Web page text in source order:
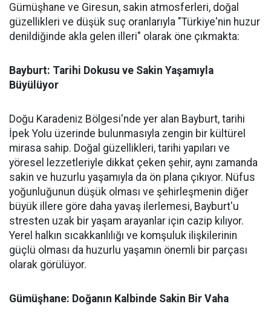
Gümüşhane ve Giresun, sakin atmosferleri, doğal
güzellikleri ve düşük suç oranlarıyla "Türkiye'nin huzur
denildiğinde akla gelen illeri" olarak öne çıkmakta:
Bayburt: Tarihi Dokusu ve Sakin Yaşamıyla
Büyülüyor
Doğu Karadeniz Bölgesi'nde yer alan Bayburt, tarihi
İpek Yolu üzerinde bulunmasıyla zengin bir kültürel
mirasa sahip. Doğal güzellikleri, tarihi yapıları ve
yöresel lezzetleriyle dikkat çeken şehir, aynı zamanda
sakin ve huzurlu yaşamıyla da ön plana çıkıyor. Nüfus
yoğunluğunun düşük olması ve şehirleşmenin diğer
büyük illere göre daha yavaş ilerlemesi, Bayburt'u
stresten uzak bir yaşam arayanlar için cazip kılıyor.
Yerel halkın sıcakkanlılığı ve komşuluk ilişkilerinin
güçlü olması da huzurlu yaşamın önemli bir parçası
olarak görülüyor.
Gümüşhane: Doğanın Kalbinde Sakin Bir Vaha